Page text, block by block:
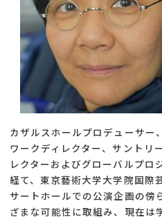
カザルスホールプロデューサー
ワークディレクター、サントリ
レクターおよびグローバルプロ
経て、東京藝術大学大学院国際
サートホールでの公演企画の傍
ざまな可能性に取組み、現在は